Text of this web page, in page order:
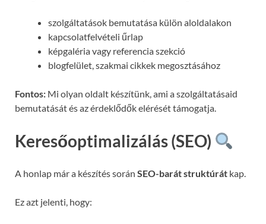
szolgáltatások bemutatása külön aloldalakon
kapcsolatfelvételi űrlap
képgaléria vagy referencia szekció
blogfelület, szakmai cikkek megosztásához
Fontos: Mi olyan oldalt készítünk, ami a szolgáltatásaid
bemutatását és az érdeklődők elérését támogatja.
Keresőoptimalizálás (SEO)
A honlap már a készítés során SEO-barát struktúrát kap.
Ez azt jelenti, hogy: